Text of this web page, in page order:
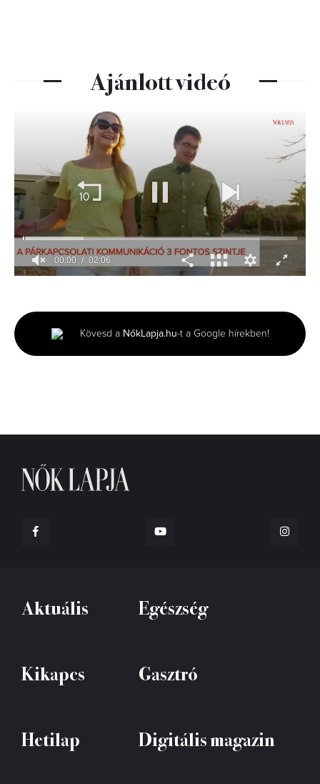
Ajánlott videó
minutes,
6
seconds
00:01 02:06
Kövesd a NőkLapja.hu-t a Google hírekben!
Aktuális Egészség
Kikapcs Gasztró
Hetilap Digitális magazin